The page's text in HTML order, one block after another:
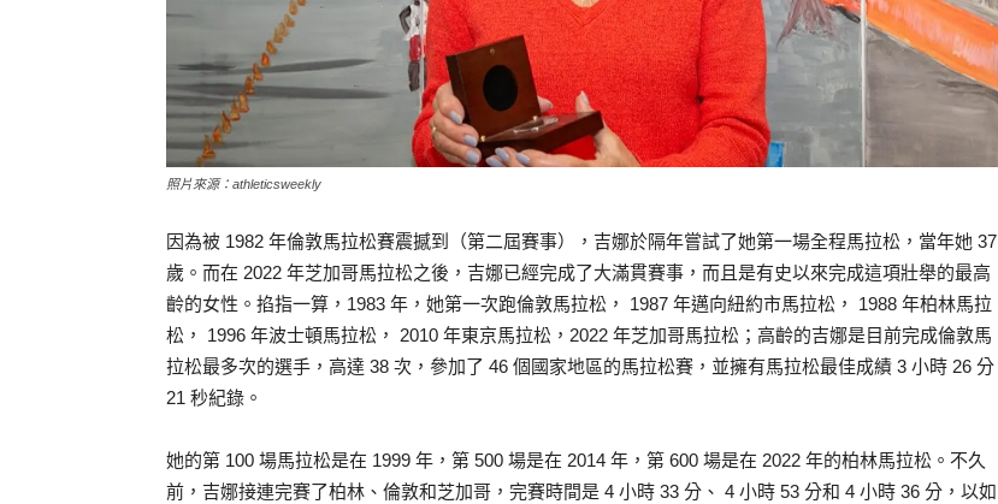
照片來源：athleticsweekly
因為被 1982 年倫敦馬拉松賽震撼到（第二屆賽事），吉娜於隔年嘗試了她第一場全程馬拉松，當年她 37
歲。而在 2022 年芝加哥馬拉松之後，吉娜已經完成了大滿貫賽事，而且是有史以來完成這項壯舉的最高
齡的女性。掐指一算，1983 年，她第一次跑倫敦馬拉松， 1987 年邁向紐約市馬拉松， 1988 年柏林馬拉
松， 1996 年波士頓馬拉松， 2010 年東京馬拉松，2022 年芝加哥馬拉松；高齡的吉娜是目前完成倫敦馬
拉松最多次的選手，高達 38 次，參加了 46 個國家地區的馬拉松賽，並擁有馬拉松最佳成績 3 小時 26 分
21 秒紀錄。
她的第 100 場馬拉松是在 1999 年，第 500 場是在 2014 年，第 600 場是在 2022 年的柏林馬拉松。不久
前，吉娜接連完賽了柏林、倫敦和芝加哥，完賽時間是 4 小時 33 分、 4 小時 53 分和 4 小時 36 分，以如